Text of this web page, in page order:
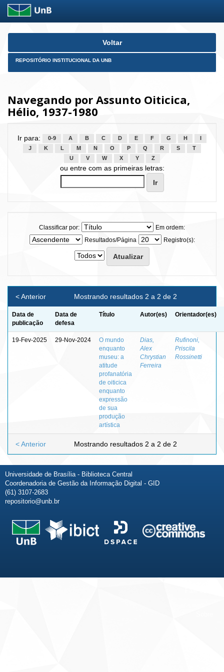
Skip
Voltar
REPOSITÓRIO INSTITUCIONAL DA UNB
Navegando por Assunto Oiticica,
Hélio, 1937-1980
Ir para: 0-9 A B C D E F G H
J
K L M N O P Q R S
T
U
V W X Y Z
ou entre com as primeiras letras:
Classificar por:
Em ordem:
Resultados/Página
Registro(s):
Mostrando resultados 2 a 2 de 2
< Anterior
Data de
publicação
Data de
defesa
Título Autor(es) Orientador(es)
19-Fev-2025 29-Nov-2024
O mundo
enquanto
museu: a
atitude
profanatória
de oiticica
enquanto
expressão
de sua
produção
artística
Dias,
Alex
Chrystian
Ferreira
Rufinoni,
Priscila
Rossinetti
Mostrando resultados 2 a 2 de 2
< Anterior
Universidade de Brasília - Biblioteca Central
Coordenadoria de Gestão da Informação Digital - GID
(61) 3107-2683
repositorio@unb.br